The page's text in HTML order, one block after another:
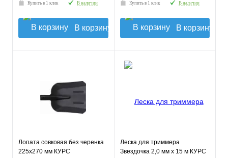
Купить в 1 клик В наличии
В корзину
Купить в 1 клик В наличии
В корзину
Лопата совковая без черенка
225х270 мм КУРС
Леска для триммера
Звездочка 2,0 мм х 15 м КУРС